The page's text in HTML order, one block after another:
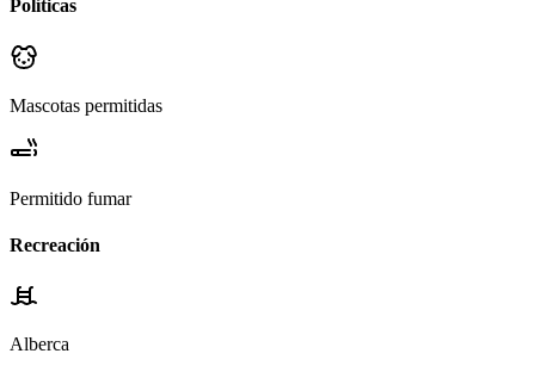
Políticas
Mascotas permitidas
Permitido fumar
Recreación
Alberca